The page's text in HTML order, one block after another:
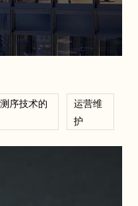
序技术的
运营维
护